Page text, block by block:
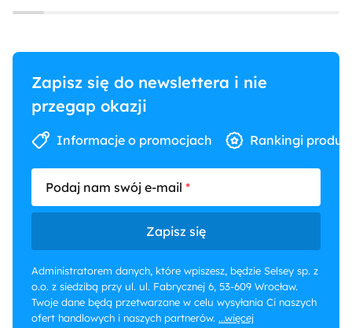
Zapisz się do newslettera i nie
przegap okazji
Informacje o promocjach Rankingi
Podaj nam swój e-mail
Zapisz się
Administratorem danych, które wpiszesz, będzie Selsey sp. z
o.o. z siedzibą przy ul. ul. Fabrycznej 6, 53-609 Wrocław.
Twoje dane będą przetwarzane w celu wysyłania Ci naszych
ofert handlowych i naszych partnerów. ...więcej